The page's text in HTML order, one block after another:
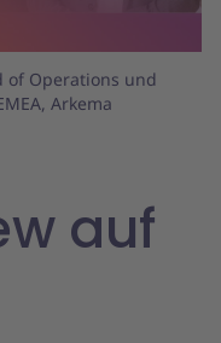
of Operations und
Arkema
auf